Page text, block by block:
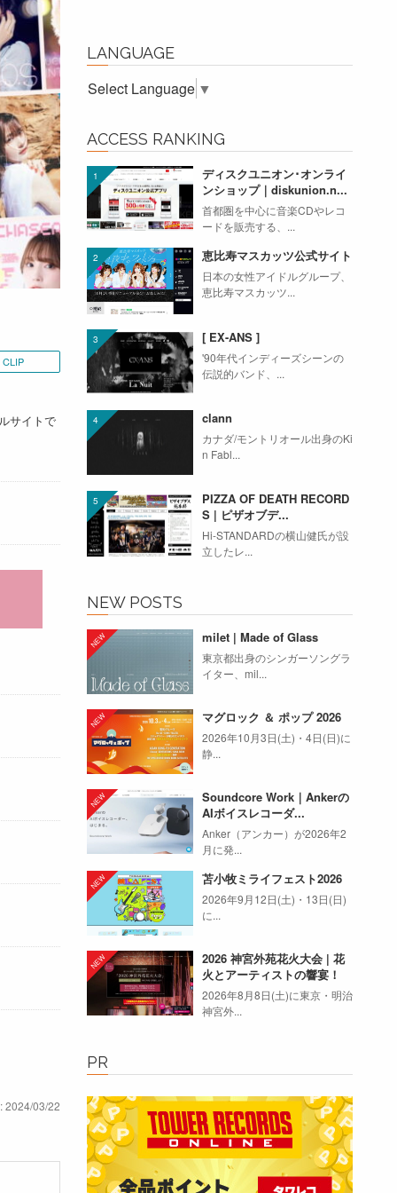
サイトで
CLIP
2024/03/22
LANGUAGE
Select Language ▼
ACCESS RANKING
ディスクユニオン･オンライ
ンショップ｜diskunion.n...
首都圏を中心に音楽CDやレコ
ードを販売する、...
恵比寿マスカッツ公式サイト
日本の女性アイドルグループ、
恵比寿マスカッツ...
[ EX-ANS ]
'90年代インディーズシーンの
伝説的バンド、...
clann
カナダ/モントリオール出身のKi
n Fabl...
PIZZA OF DEATH RECORD
S | ピザオブデ...
Hi-STANDARDの横山健氏が設
立したレ...
NEW POSTS
milet | Made of Glass
東京都出身のシンガーソングラ
イター、mil...
マグロック ＆ ポップ 2026
2026年10月3日(土)・4日(日)に
静...
Soundcore Work｜Ankerの
AIボイスレコーダ...
Anker（アンカー）が2026年2
月に発...
苫小牧ミライフェスト2026
2026年9月12日(土)・13日(日)
に...
2026 神宮外苑花火大会 | 花
火とアーティストの響宴！
2026年8月8日(土)に東京・明治
神宮外...
PR